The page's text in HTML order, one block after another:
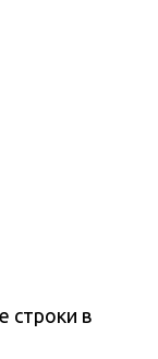
строки в